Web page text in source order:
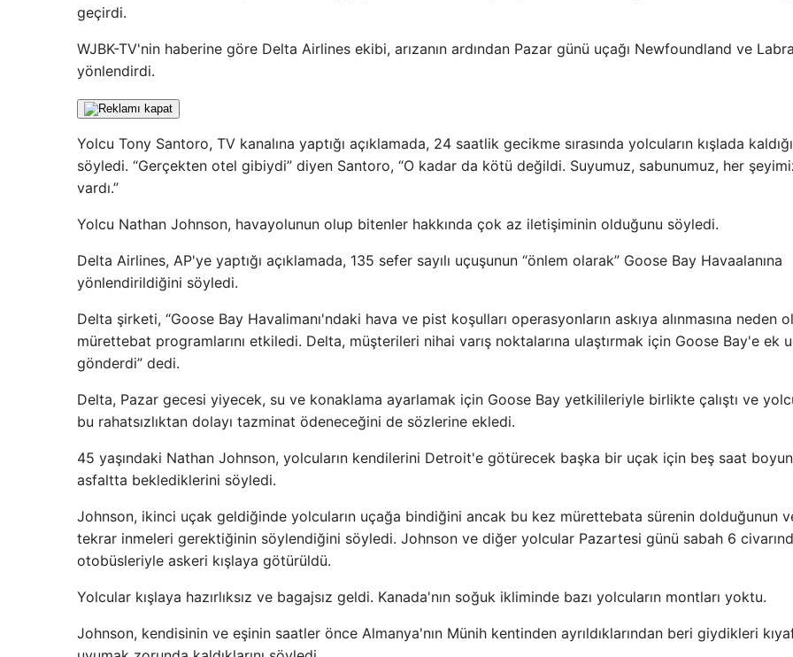
geçirdi.
WJBK-TV'nin haberine göre Delta Airlines ekibi, arızanın ardından Pazar günü uçağı Newfoundland ve
yönlendirdi.
Yolcu Tony Santoro, TV kanalına yaptığı açıklamada, 24 saatlik gecikme sırasında yolcuların kışlada
söyledi. “Gerçekten otel gibiydi” diyen Santoro, “O kadar da kötü değildi. Suyumuz, sabunumuz, her
vardı.”
Yolcu Nathan Johnson, havayolunun olup bitenler hakkında çok az iletişiminin olduğunu söyledi.
Delta Airlines, AP'ye yaptığı açıklamada, 135 sefer sayılı uçuşunun “önlem olarak” Goose Bay Havaalanına
yönlendirildiğini söyledi.
Delta şirketi, “Goose Bay Havalimanı'ndaki hava ve pist koşulları operasyonların askıya alınmasına neden
mürettebat programlarını etkiledi. Delta, müşterileri nihai varış noktalarına ulaştırmak için Goose Bay'e ek
gönderdi” dedi.
Delta, Pazar gecesi yiyecek, su ve konaklama ayarlamak için Goose Bay yetkilileriyle birlikte çalıştı ve
bu rahatsızlıktan dolayı tazminat ödeneceğini de sözlerine ekledi.
45 yaşındaki Nathan Johnson, yolcuların kendilerini Detroit'e götürecek başka bir uçak için beş saat
asfaltta beklediklerini söyledi.
Johnson, ikinci uçak geldiğinde yolcuların uçağa bindiğini ancak bu kez mürettebata sürenin dolduğunun
tekrar inmeleri gerektiğinin söylendiğini söyledi. Johnson ve diğer yolcular Pazartesi günü sabah 6
otobüsleriyle askeri kışlaya götürüldü.
Yolcular kışlaya hazırlıksız ve bagajsız geldi. Kanada'nın soğuk ikliminde bazı yolcuların montları yoktu.
Johnson, kendisinin ve eşinin saatler önce Almanya'nın Münih kentinden ayrıldıklarından beri giydikleri